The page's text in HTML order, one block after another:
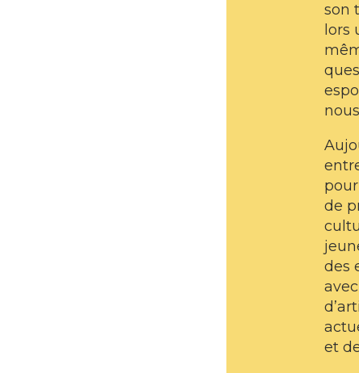
son
lors
de
des
et